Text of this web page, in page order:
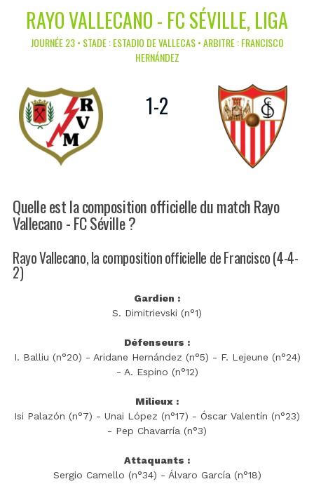
RAYO VALLECANO - FC SÉVILLE, LIGA
JOURNÉE 23 • STADE : ESTADIO DE VALLECAS • ARBITRE : FRANCISCO
HERNÁNDEZ
1-2
Quelle est la composition officielle du match Rayo
Vallecano - FC Séville ?
Rayo Vallecano, la composition officielle de Francisco (4-4-
2)
Gardien :
S. Dimitrievski (n°1)
Défenseurs :
I. Balliu (n°20) - Aridane Hernández (n°5) - F. Lejeune (n°24)
- A. Espino (n°12)
Milieux :
Isi Palazón (n°7) - Unai López (n°17) - Óscar Valentín (n°23)
- Pep Chavarría (n°3)
Attaquants :
Sergio Camello (n°34) - Álvaro García (n°18)